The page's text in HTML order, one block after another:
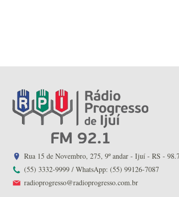
Rua 15 de Novembro, 275, 9º andar - Ijuí - RS -
(55) 3332-9999 / WhatsApp: (55) 99126-7087
radioprogresso@radioprogresso.com.br